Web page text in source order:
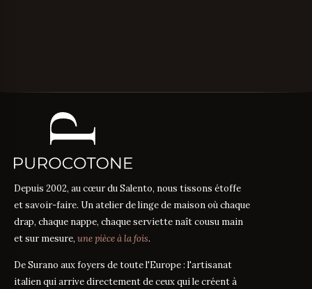
Depuis 2002, au cœur du Salento, nous tissons étoffe
et savoir-faire. Un atelier de linge de maison où chaque
drap, chaque nappe, chaque serviette naît cousu main
et sur mesure, une pièce à la fois.
De Surano aux foyers de toute l'Europe : l'artisanat
italien qui arrive directement de ceux qui le créent à